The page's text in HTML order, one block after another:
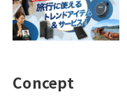
Concept